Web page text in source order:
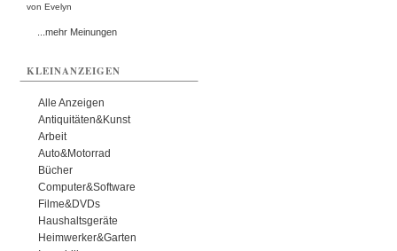
von Evelyn
...mehr Meinungen
KLEINANZEIGEN
Alle Anzeigen
Antiquitäten&Kunst
Arbeit
Auto&Motorrad
Bücher
Computer&Software
Filme&DVDs
Haushaltsgeräte
Heimwerker&Garten